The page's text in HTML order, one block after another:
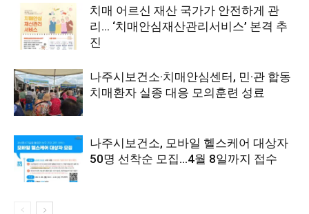
치매 어르신 재산 국가가 안전하게 관
리… ‘치매안심재산관리서비스’ 본격 추
진
나주시보건소·치매안심센터, 민·관 합동
치매환자 실종 대응 모의훈련 성료
나주시보건소, 모바일 헬스케어 대상자
50명 선착순 모집…4월 8일까지 접수